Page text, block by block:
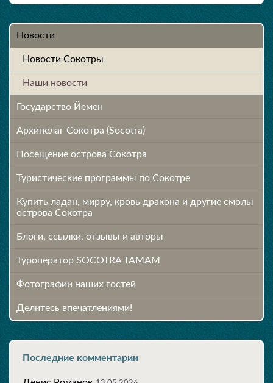
Новости
Новости Сокотры
Наши новости
Государство Йемен
Архипелаг Сокотра (Socotra)
Посещение острова Cокотра
Туристические программы по Сокотре
Купить ладан, мирру, кровь дракона и другие смолы
острова Сокотра
Блоги, ссылки, отзывы и авторы
Туроператор SOCOTRA TAMAM
Фотографии наших гостей
Делитесь впечатлениями!
Последние комментарии